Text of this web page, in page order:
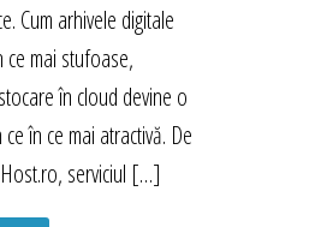
Cum arhivele digitale
ce mai stufoase,
în cloud devine o
în ce mai atractivă. De
serviciul […]